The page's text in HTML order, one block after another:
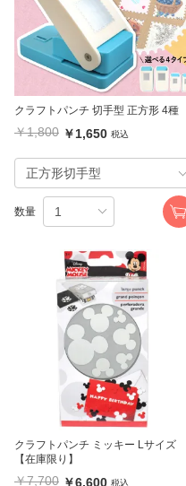
クラフトパンチ 切手型 正方形 4種
￥1,800 ￥1,650 税込
数量
クラフトパンチ ミッキー Lサイズ
【在庫限り】
￥7,700 ￥6,600 税込